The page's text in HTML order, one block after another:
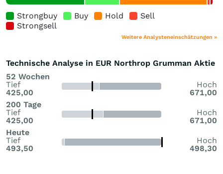
Strongbuy Buy Hold
Sell
Strongsell
Weitere Analysteneinschätzungen »
Technische Analyse in EUR Northrop Grumman Aktie
52 Wochen
Tief
425,00
Hoch
671,00
200 Tage
Tief
425,00
Hoch
671,00
Heute
Tief
493,50
Hoch
498,30